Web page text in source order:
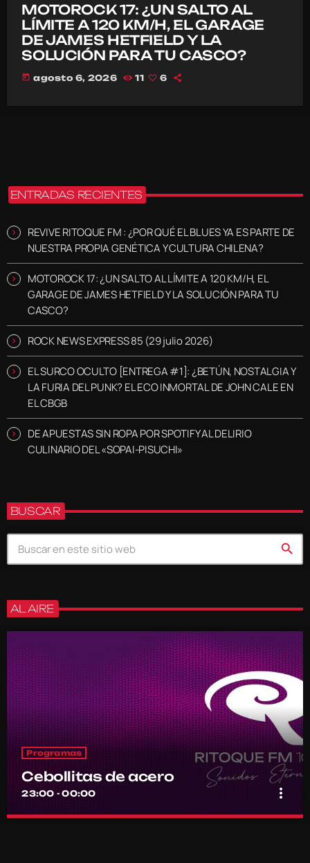
MOTOROCK 17: ¿UN SALTO AL
LÍMITE A 120 KM/H, EL GARAGE
DE JAMES HETFIELD Y LA
SOLUCIÓN PARA TU CASCO?
today agosto 6, 2026 11 6
ENTRADAS RECIENTES
REVIVE RITOQUE FM : ¿POR QUÉ EL BLUES YA ES PARTE DE
NUESTRA PROPIA GENÉTICA Y CULTURA CHILENA?
MOTOROCK 17: ¿UN SALTO AL LÍMITE A 120 KM/H, EL
GARAGE DE JAMES HETFIELD Y LA SOLUCIÓN PARA TU
CASCO?
ROCK NEWS EXPRESS 85 (29 julio 2026)
EL SURCO OCULTO [ENTREGA #1]: ¿BETÚN, NOSTALGIA Y
LA FURIA DEL PUNK? EL ECO INMORTAL DE JOHN CALE EN
EL CBGB
DE APUESTAS SIN ROPA POR SPOTIFY AL DELIRIO
CULINARIO DEL «SOPAI-PISUCHI»
BUSCAR
search
AL AIRE
Programas
Cebollitas de acero
23:00 - 00:00 more_vert